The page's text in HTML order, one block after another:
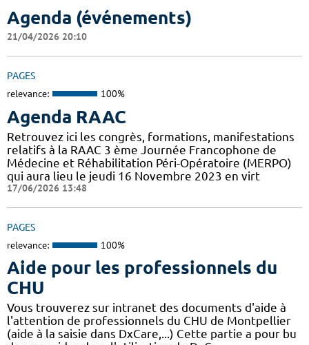
Agenda (événements)
21/04/2026 20:10
PAGES
relevance: 100%
Agenda RAAC
Retrouvez ici les congrès, formations, manifestations
relatifs à la RAAC 3 ème Journée Francophone de
Médecine et Réhabilitation Péri-Opératoire (MERPO)
qui aura lieu le jeudi 16 Novembre 2023 en virt
17/06/2026 13:48
PAGES
relevance: 100%
Aide pour les professionnels du
CHU
Vous trouverez sur intranet des documents d'aide à
l'attention de professionnels du CHU de Montpellier
(aide à la saisie dans DxCare,...) Cette partie a pour bu